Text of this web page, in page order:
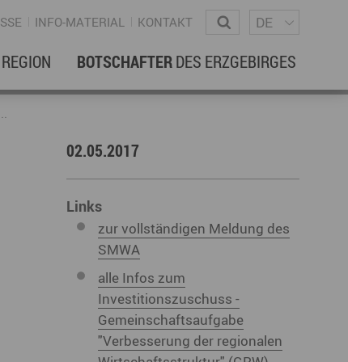
INFO-MATERIAL KONTAKT Wonach suchen Sie?
DE
& Hausbau
Volkskunst
BOTSCHAFTERDES ERZGEBIRGES
02.05.2017
Links
zur vollständigen Meldung des
SMWA
alle Infos zum
Investitionszuschuss -
Gemeinschaftsaufgabe
"Verbesserung der regionalen